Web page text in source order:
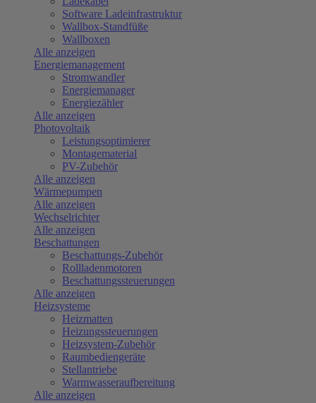
Software Ladeinfrastruktur
Wallbox-Standfüße
Wallboxen
Alle anzeigen
Energiemanagement
Stromwandler
Energiemanager
Energiezähler
Alle anzeigen
Photovoltaik
Leistungsoptimierer
Montagematerial
PV-Zubehör
Alle anzeigen
Wärmepumpen
Alle anzeigen
Wechselrichter
Alle anzeigen
Beschattungen
Beschattungs-Zubehör
Rollladenmotoren
Beschattungssteuerungen
Alle anzeigen
Heizsysteme
Heizmatten
Heizungssteuerungen
Heizsystem-Zubehör
Raumbediengeräte
Stellantriebe
Warmwasseraufbereitung
Alle anzeigen